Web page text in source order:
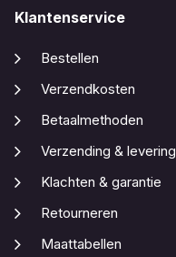
Klantenservice
Bestellen
Verzendkosten
Betaalmethoden
Verzending & levering
Klachten & garantie
Retourneren
Maattabellen